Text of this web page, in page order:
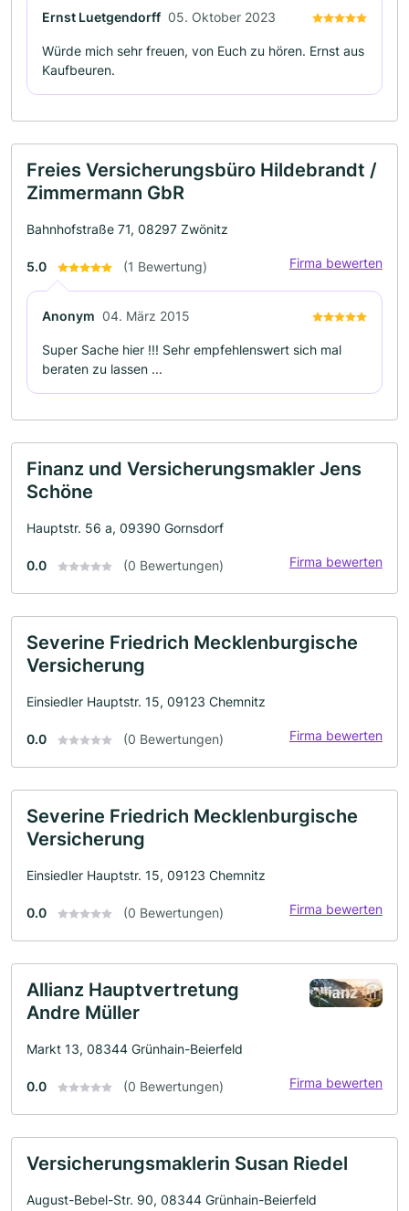
Ernst Luetgendorff 05. Oktober 2023
Würde mich sehr freuen, von Euch zu hören. Ernst aus
Kaufbeuren.
Freies Versicherungsbüro Hildebrandt /
Zimmermann GbR
Bahnhofstraße 71, 08297 Zwönitz
5.0 (1 Bewertung) Firma bewerten
Anonym 04. März 2015
Super Sache hier !!! Sehr empfehlenswert sich mal
beraten zu lassen ...
Finanz und Versicherungsmakler Jens
Schöne
Hauptstr. 56 a, 09390 Gornsdorf
0.0 (0 Bewertungen) Firma bewerten
Severine Friedrich Mecklenburgische
Versicherung
Einsiedler Hauptstr. 15, 09123 Chemnitz
0.0 (0 Bewertungen) Firma bewerten
Severine Friedrich Mecklenburgische
Versicherung
Einsiedler Hauptstr. 15, 09123 Chemnitz
0.0 (0 Bewertungen) Firma bewerten
Allianz Hauptvertretung
Andre Müller
Markt 13, 08344 Grünhain-Beierfeld
0.0 (0 Bewertungen) Firma bewerten
Versicherungsmaklerin Susan Riedel
August-Bebel-Str. 90, 08344 Grünhain-Beierfeld